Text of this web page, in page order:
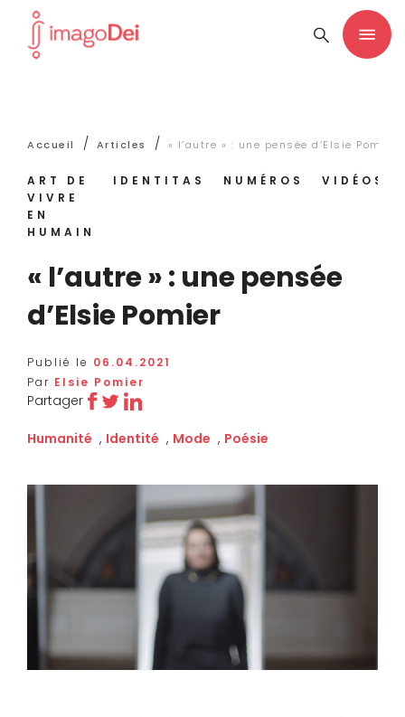
Accueil / Articles / « l’autre » : une pensée d’Elsie Pomier
ART DE
VIVRE
EN
HUMAIN
IDENTITAS NUMÉROS VIDÉOS
« l’autre » : une pensée
d’Elsie Pomier
Publié le 06.04.2021
Par Elsie Pomier
Partager
Humanité , Identité , Mode , Poésie